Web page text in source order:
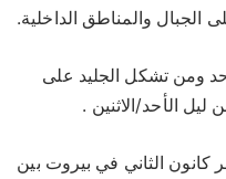
الجبال والمناطق الداخلية.
ومن تشكل الجليد على
ليل الأحد/الاثنين .
الثاني في بيروت بين